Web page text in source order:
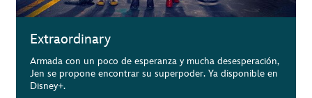
Extraordinary
Armada con un poco de esperanza y mucha desesperación,
Jen se propone encontrar su superpoder. Ya disponible en
Disney+.